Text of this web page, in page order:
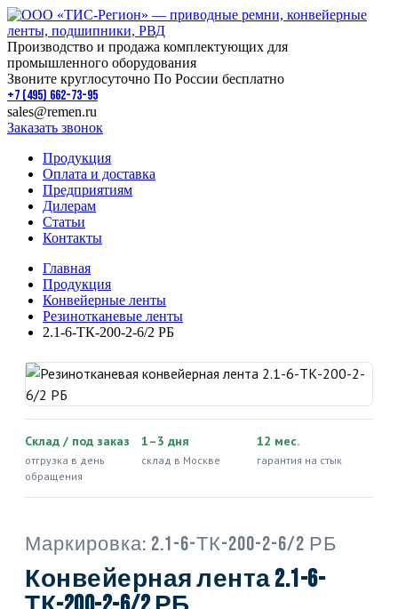
Производство и продажа комплектующих для
промышленного оборудования
Звоните круглосуточно По России бесплатно
+7 (495) 662-73-95
sales@remen.ru
Заказать звонок
Продукция
Оплата и доставка
Предприятиям
Дилерам
Статьи
Контакты
Главная
Продукция
Конвейерные ленты
Резинотканевые ленты
2.1-6-ТК-200-2-6/2 РБ
Склад / под заказ
отгрузка в день
обращения
1–3 дня
склад в Москве
12 мес.
гарантия на стык
Маркировка: 2.1-6-ТК-200-2-6/2 РБ
Конвейерная лента 2.1-6-